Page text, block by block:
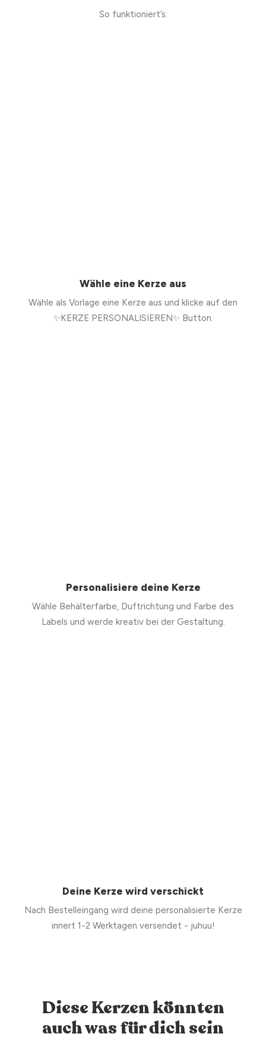
So funktioniert’s:
Wähle eine Kerze aus
Wähle als Vorlage eine Kerze aus und klicke auf den
✨KERZE PERSONALISIEREN✨ Button.
Personalisiere deine Kerze
Wähle Behälterfarbe, Duftrichtung und Farbe des
Labels und werde kreativ bei der Gestaltung.
Deine Kerze wird verschickt
Nach Bestelleingang wird deine personalisierte Kerze
innert 1-2 Werktagen versendet - juhuu!
Diese Kerzen könnten
auch was für dich sein